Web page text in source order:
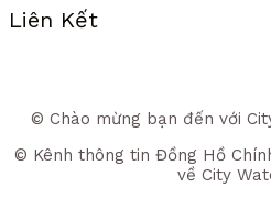
Liên Kết
© Chào mừng bạn đến với
© Kênh thông tin Đồng Hồ
về City